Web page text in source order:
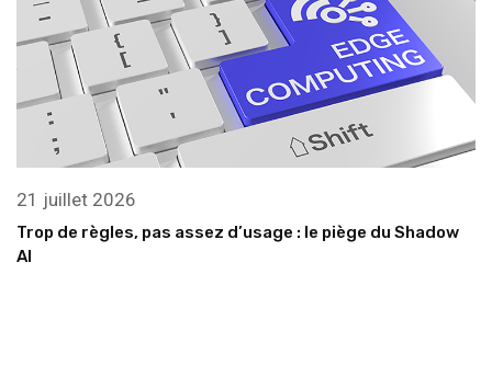
21 juillet 2026
Trop de règles, pas assez d’usage : le piège du Shadow
AI